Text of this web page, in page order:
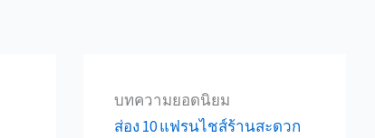
บทความยอดนิยม
ส่อง 10 แฟรนไชส์ร้านสะดวก